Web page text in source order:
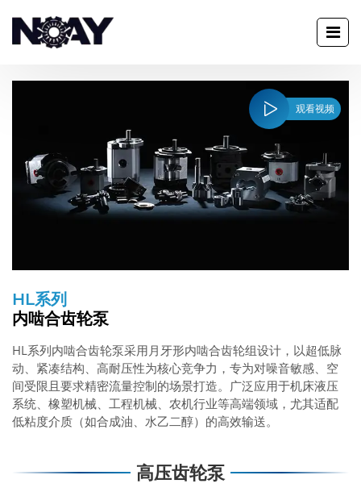
观看视频
HL系列
内啮合齿轮泵
HL系列内啮合齿轮泵采用月牙形内啮合齿轮组设计，以超低脉
动、紧凑结构、高耐压性为核心竞争力，专为对噪音敏感、空
间受限且要求精密流量控制的场景打造。广泛应用于机床液压
系统、橡塑机械、工程机械、农机行业等高端领域，尤其适配
低粘度介质（如合成油、水乙二醇）的高效输送。
高压齿轮泵